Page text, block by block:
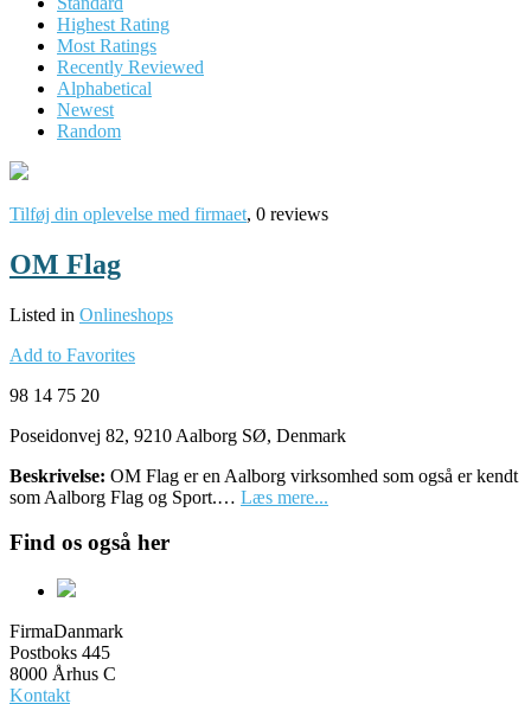
Highest Rating
Most Ratings
Recently Reviewed
Alphabetical
Newest
Random
Tilføj din oplevelse med firmaet, 0 reviews
OM Flag
Listed in Onlineshops
Add to Favorites
98 14 75 20
Poseidonvej 82, 9210 Aalborg SØ, Denmark
Beskrivelse: OM Flag er en Aalborg virksomhed som også er kendt
som Aalborg Flag og Sport.… Læs mere...
Find os også her
FirmaDanmark
Postboks 445
8000 Århus C
Kontakt